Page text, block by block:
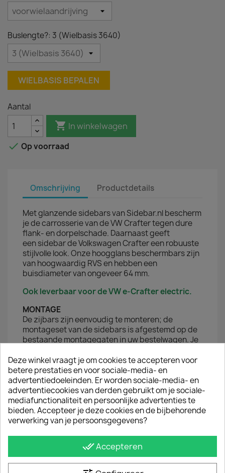
Buslengte?: 3 (Wielbasis 3640)
WIELBASIS BEPALEN
Aantal
 In winkelwagen
 Op voorraad
Omschrijving Productdetails
Met glanzende sidebars van Sidebar.nl bescherm
je de carrosserie van de VW Crafter tegen dure
flank- en dorpelschade. Daarnaast geeft
een sidebar de Volkswagen Crafter een robuuste
stijlvolle look. Onze hoogglans beschermbars zijn
van hoogwaardig RVS en hebben een
buisdiameter van ongeveer 64 mm.
Ook leverbaar voor de VW e-Crafter electric.
MONTAGE
De zijbars zijn eenvoudig te monteren; de
montageset van de sidebars is afgestemd op de
bestaande montagegaten in uw bestelwagen. Je
montagemateriaal en de montagehandleiding
van de sidebars worden meegeleverd. Past i.c.m.
AdBlue tank.
JE BENT MISSCHIEN OOK GEÏNTERESSEERD IN
Deze winkel vraagt je om cookies te accepteren voor
betere prestaties en voor sociale-media- en
advertentiedoeleinden. Er worden sociale-media- en
advertentiecookies van derden gebruikt om je sociale-
mediafunctionaliteit en persoonlijke advertenties te
bieden. Accepteer je deze cookies en de bijbehorende
verwerking van je persoonsgegevens?
done_allAccepteren